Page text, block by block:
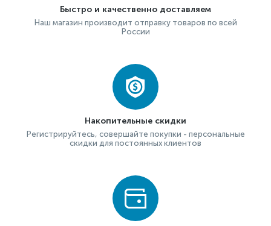
Быстро и качественно доставляем
Наш магазин производит отправку товаров по всей
России
Накопительные скидки
Регистрируйтесь, совершайте покупки - персональные
скидки для постоянных клиентов